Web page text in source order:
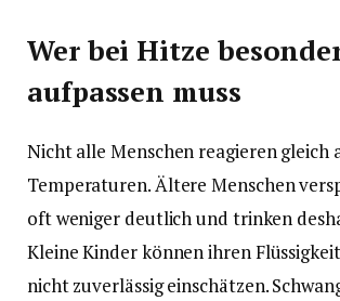
Wer bei Hitze
aufpassen muss
Nicht alle Menschen reagieren gleich
Temperaturen. Ältere Menschen
oft weniger deutlich und trinken
Kleine Kinder können ihren
nicht zuverlässig einschätzen.